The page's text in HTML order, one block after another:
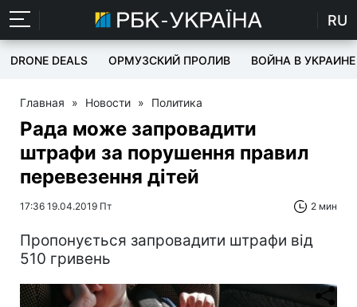
RU
DRONE DEALS ОРМУЗСКИЙ ПРОЛИВ ВОЙНА В УКРАИНЕ
Главная » Новости » Политика
Рада може запровадити
штрафи за порушення правил
перевезення дітей
17:36 19.04.2019 Пт 2 мин
Пропонується запровадити штрафи від
510 гривень